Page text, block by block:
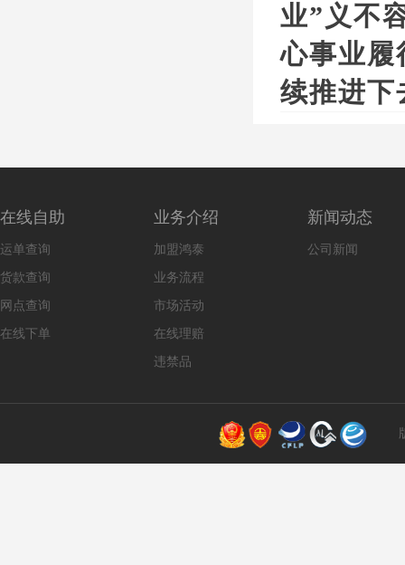
业”义不
心事业履
续推进下
在线自助
运单查询
货款查询
网点查询
在线下单
业务介绍
加盟鸿泰
业务流程
市场活动
在线理赔
违禁品
新闻动态
公司新闻